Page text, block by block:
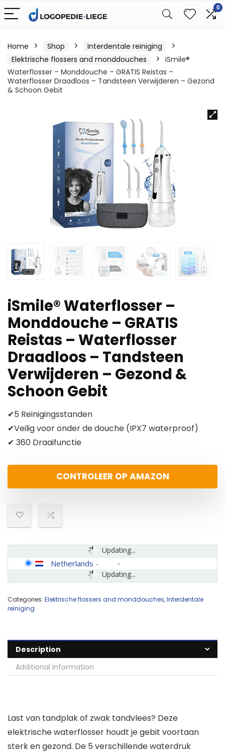
0
Home Shop
Interdentale reiniging
Elektrische flossers and monddouches
iSmile®
Waterflosser – Monddouche – GRATIS Reistas –
Waterflosser Draadloos – Tandsteen Verwijderen – Gezond
& Schoon Gebit
iSmile® Waterflosser –
Monddouche – GRATIS
Reistas – Waterflosser
Draadloos – Tandsteen
Verwijderen – Gezond &
Schoon Gebit
✔5 Reinigingsstanden
✔Veilig voor onder de douche (IPX7 waterproof)
✔ 360 Draaifunctie
CONTROLEER OP AMAZON
Updating...
Updating...
Netherlands -
Categories: Elektrische flossers and monddouches,Interdentale
reiniging
Description
Additional information
Last van tandplak of zwak tandvlees? Deze
elektrische waterflosser houdt je gebit voortaan
sterk en gezond. De 5 verschillende waterdruk